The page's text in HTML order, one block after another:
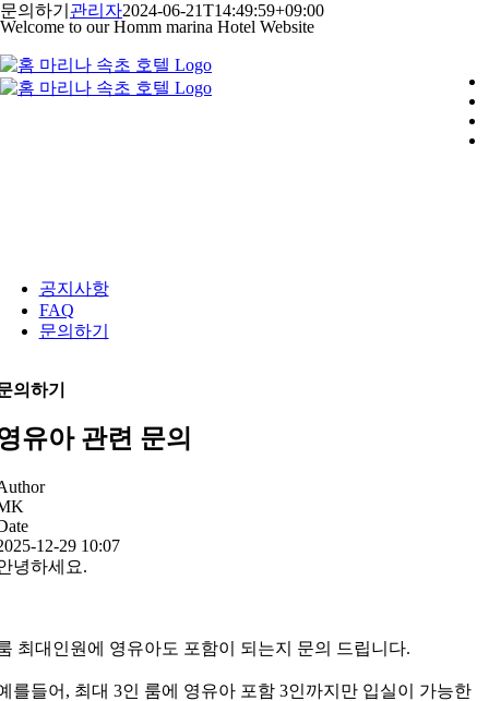
콘
텐
츠
로
건
Welcome to our Homm marina Hotel Website
문의하기 관리자2024-06-21T14:49:59+09:00
공지사항
FAQ
문의하기
의하기
유아 관련 문의
12-29 10:07
녕하세요.
최대인원에 영유아도 포함이 되는지 문의 드립니다.
를들어, 최대 3인 룸에 영유아 포함 3인까지만 입실이 가능한